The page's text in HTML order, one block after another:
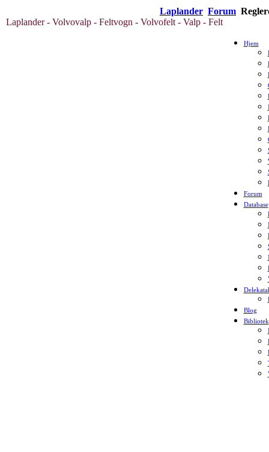
Laplander Forum Regler
Laplander - Volvovalp - Feltvogn - Volvofelt - Valp - Felt
Hjem
Forum
Database
Blog
Bibliotek